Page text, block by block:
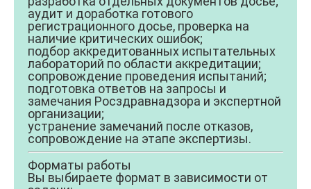
аудит и доработка готового
регистрационного досье, проверка на
наличие критических ошибок;
подбор аккредитованных испытательных
лабораторий по области аккредитации;
сопровождение проведения испытаний;
подготовка ответов на запросы и
замечания Росздравнадзора и экспертной
организации;
устранение замечаний после отказов,
сопровождение на этапе экспертизы.
Форматы работы
Вы выбираете формат в зависимости от